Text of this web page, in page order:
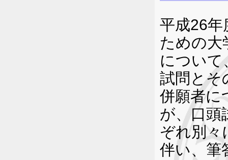
平成26年
ための大
について
試問とそ
併願者に
が、口頭
ぞれ別々
伴い、筆